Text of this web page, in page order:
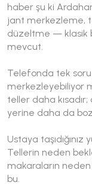
haber şu ki
jant merkezleme,
düzeltme — klasik
mevcut.
Telefonda tek
merkezleyebiliyor
teller daha
yerine daha da
Ustaya
Tellerin neden
makaraların
bu.